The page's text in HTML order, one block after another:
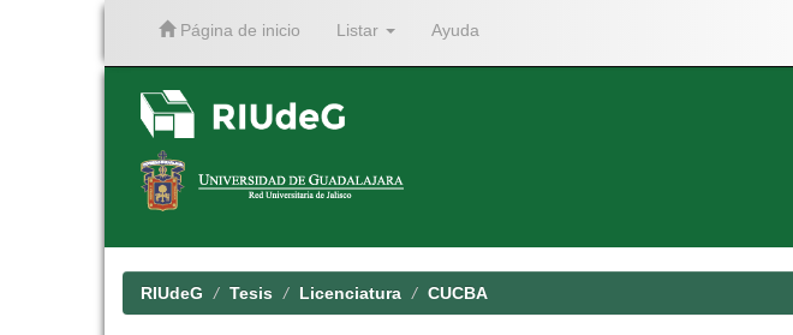
Página de inicio Listar Ayuda
RIUdeG Tesis Licenciatura CUCBA